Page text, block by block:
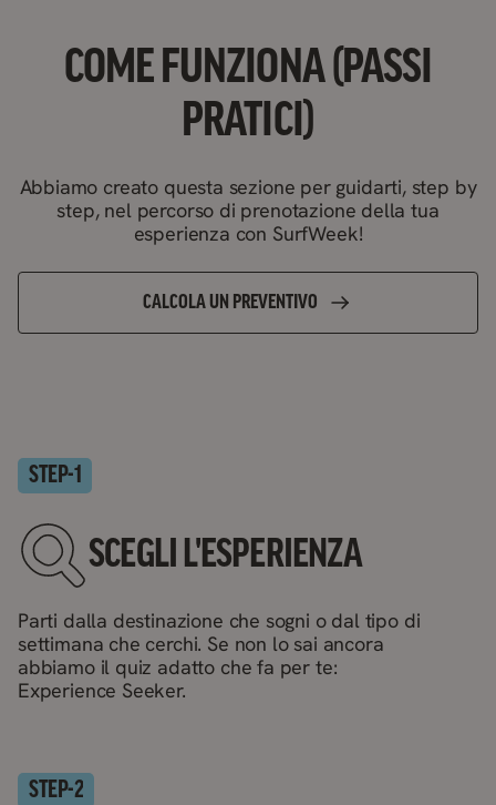
COME FUNZIONA (PASSI
PRATICI)
Abbiamo creato questa sezione per guidarti, step by
step, nel percorso di prenotazione della tua
esperienza con SurfWeek!
CALCOLA UN PREVENTIVO
STEP-1
SCEGLI L'ESPERIENZA
Parti dalla destinazione che sogni o dal tipo di
settimana che cerchi. Se non lo sai ancora
abbiamo il quiz adatto che fa per te:
Experience Seeker.
STEP-2